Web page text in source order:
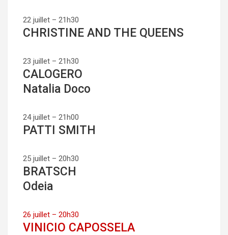
22 juillet – 21h30
CHRISTINE AND THE QUEENS
23 juillet – 21h30
CALOGERO
Natalia Doco
24 juillet – 21h00
PATTI SMITH
25 juillet – 20h30
BRATSCH
Odeia
26 juillet – 20h30
VINICIO CAPOSSELA